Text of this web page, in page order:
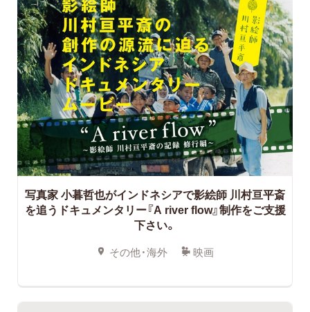
写真家 小暮哲也がインドネシアで影絵師 川村亘平斎
を追うドキュメンタリー『A river flow』制作をご支援
下さい。
その他・海外 映画